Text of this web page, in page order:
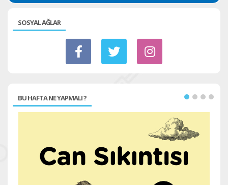
SOSYAL AĞLAR
BU HAFTA NE YAPMALI ?